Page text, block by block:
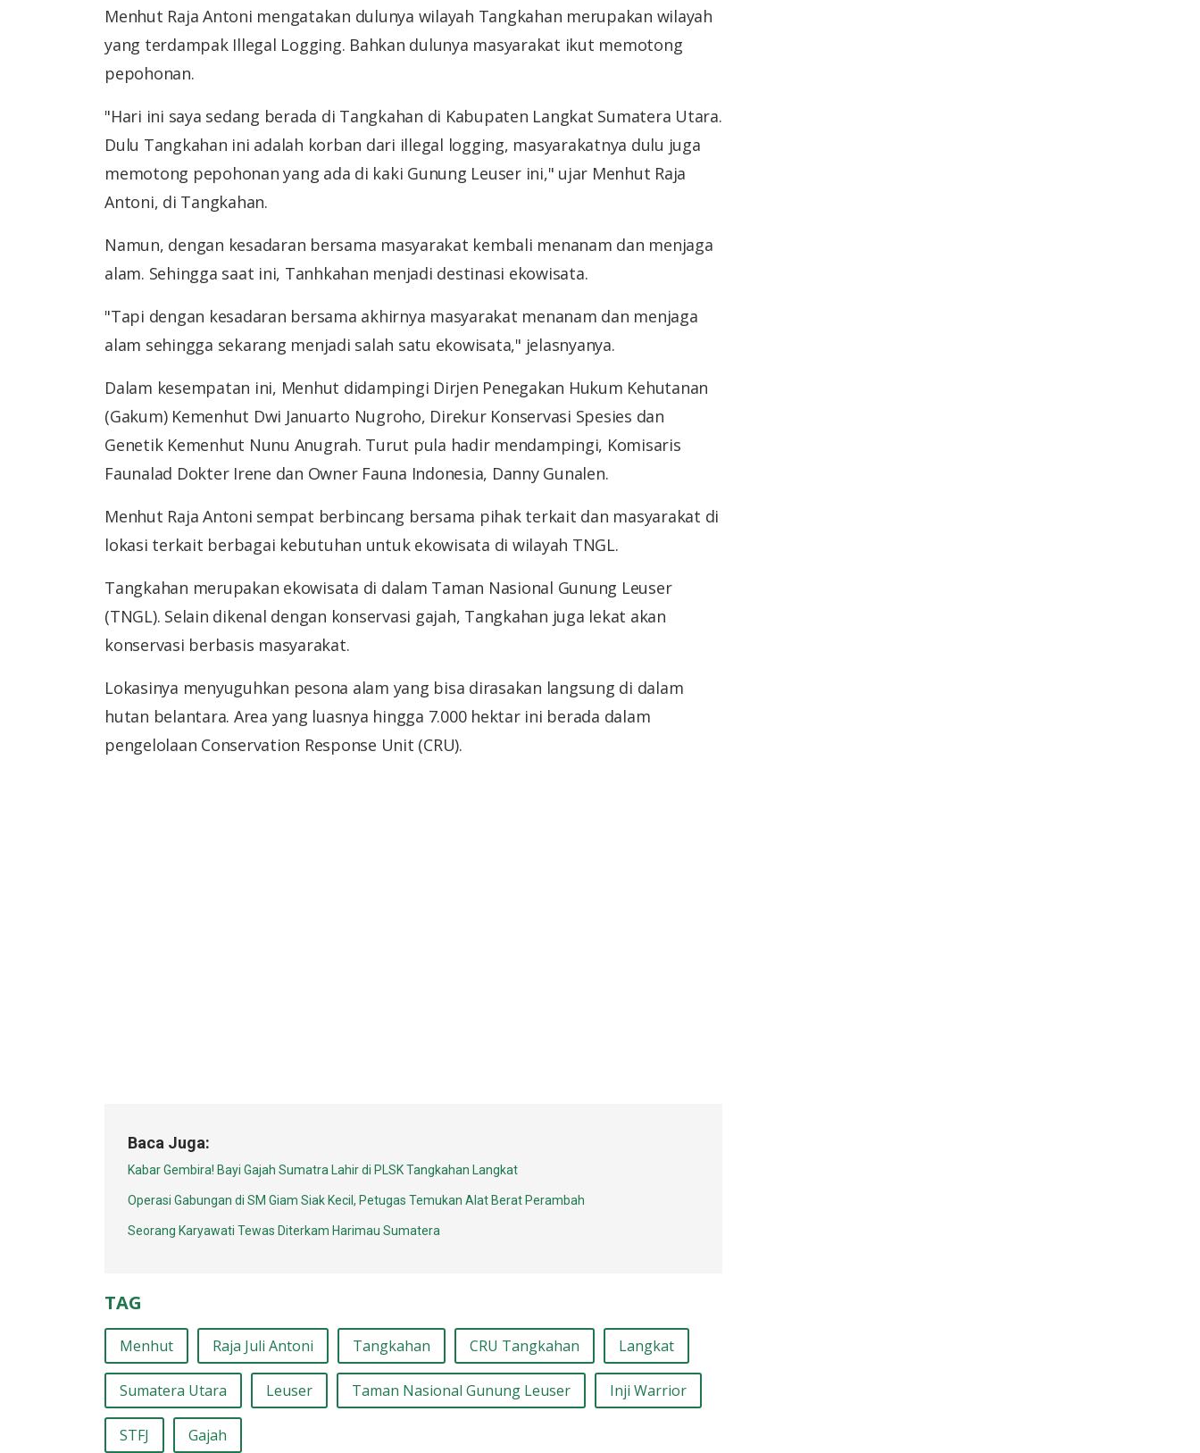
Menhut Raja Antoni mengatakan dulunya wilayah Tangkahan merupakan wilayah
yang terdampak Illegal Logging. Bahkan dulunya masyarakat ikut memotong
pepohonan.
"Hari ini saya sedang berada di Tangkahan di Kabupaten Langkat Sumatera Utara.
Dulu Tangkahan ini adalah korban dari illegal logging, masyarakatnya dulu juga
memotong pepohonan yang ada di kaki Gunung Leuser ini," ujar Menhut Raja
Antoni, di Tangkahan.
Namun, dengan kesadaran bersama masyarakat kembali menanam dan menjaga
alam. Sehingga saat ini, Tanhkahan menjadi destinasi ekowisata.
"Tapi dengan kesadaran bersama akhirnya masyarakat menanam dan menjaga
alam sehingga sekarang menjadi salah satu ekowisata," jelasnyanya.
Dalam kesempatan ini, Menhut didampingi Dirjen Penegakan Hukum Kehutanan
(Gakum) Kemenhut Dwi Januarto Nugroho, Direkur Konservasi Spesies dan
Genetik Kemenhut Nunu Anugrah. Turut pula hadir mendampingi, Komisaris
Faunalad Dokter Irene dan Owner Fauna Indonesia, Danny Gunalen.
Menhut Raja Antoni sempat berbincang bersama pihak terkait dan masyarakat di
lokasi terkait berbagai kebutuhan untuk ekowisata di wilayah TNGL.
Tangkahan merupakan ekowisata di dalam Taman Nasional Gunung Leuser
(TNGL). Selain dikenal dengan konservasi gajah, Tangkahan juga lekat akan
konservasi berbasis masyarakat.
Lokasinya menyuguhkan pesona alam yang bisa dirasakan langsung di dalam
hutan belantara. Area yang luasnya hingga 7.000 hektar ini berada dalam
pengelolaan Conservation Response Unit (CRU).
Baca Juga:
Kabar Gembira! Bayi Gajah Sumatra Lahir di PLSK Tangkahan Langkat
Operasi Gabungan di SM Giam Siak Kecil, Petugas Temukan Alat Berat Perambah
Seorang Karyawati Tewas Diterkam Harimau Sumatera
TAG
Menhut Raja Juli Antoni Tangkahan CRU Tangkahan Langkat
Sumatera Utara Leuser Taman Nasional Gunung Leuser Inji Warrior
STFJ Gajah